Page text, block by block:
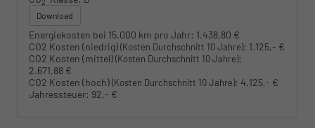
Download
Energiekosten bei 15.000 km pro Jahr: 1.438,80 €
CO2 Kosten (niedrig)(Kosten Durchschnitt 10 Jahre): 1.125,- €
CO2 Kosten (mittel)(Kosten Durchschnitt 10 Jahre):
2.671,88 €
CO2 Kosten (hoch)(Kosten Durchschnitt 10 Jahre): 4.125,- €
Jahressteuer: 92,- €